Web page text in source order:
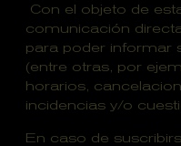
Con el objeto de
comunicación
para poder informar
(entre otras, por
horarios,
incidencias y/o
En caso de